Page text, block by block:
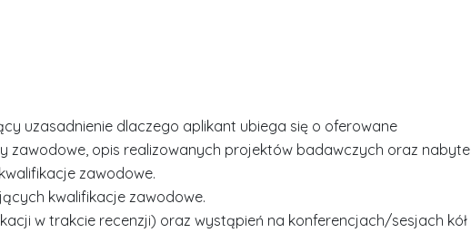
uzasadnienie dlaczego aplikant ubiega się o oferowane
zawodowe, opis realizowanych projektów badawczych oraz nabyte
zawodowe.
kwalifikacje zawodowe.
w trakcie recenzji) oraz wystąpień na konferencjach/sesjach kół